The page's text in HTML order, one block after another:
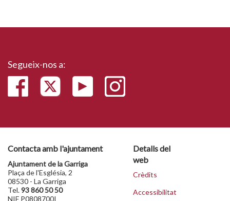
Segueix-nos a:
Contacta amb l'ajuntament
Ajuntament de la Garriga
Plaça de l'Església, 2
08530 - La Garriga
Tel.93 860 50 50
NIF P0808700I
Detalls del
web
Crèdits
Accessibilitat